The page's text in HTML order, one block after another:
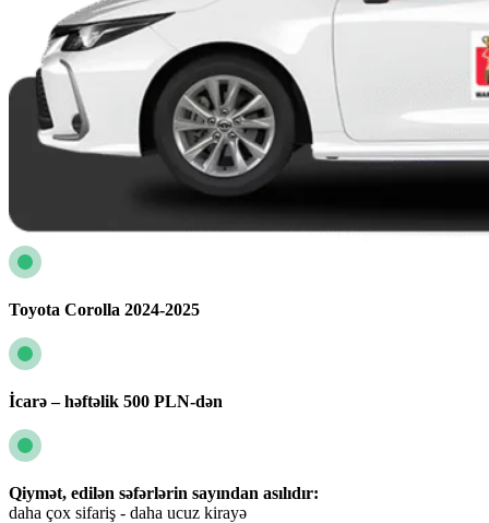
Toyota Corolla 2024-2025
İcarə – həftəlik 500 PLN-dən
Qiymət, edilən səfərlərin sayından asılıdır:
daha çox sifariş - daha ucuz kirayə